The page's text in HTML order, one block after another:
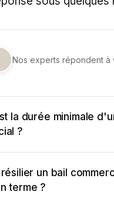
Nos experts répondent à
la durée minimale
?
un bail
terme ?